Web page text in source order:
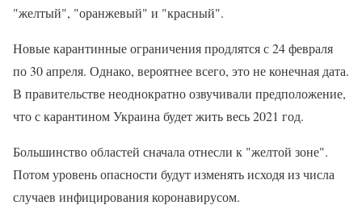
"желтый", "оранжевый" и "красный".
Новые карантинные ограничения продлятся с 24 февраля
по 30 апреля. Однако, вероятнее всего, это не конечная дата.
В правительстве неоднократно озвучивали предположение,
что с карантином Украина будет жить весь 2021 год.
Большинство областей сначала отнесли к "желтой зоне".
Потом уровень опасности будут изменять исходя из числа
случаев инфицирования коронавирусом.